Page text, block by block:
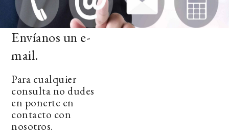
Envíanos un e-
mail.
Para cualquier
consulta no dudes
en ponerte en
contacto con
nosotros.